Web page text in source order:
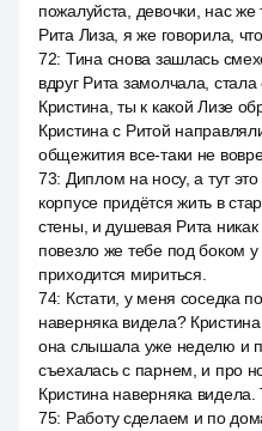
пожалуйста, девочки, нас
Рита Лиза, я же говорила,
72: Тина снова зашлась
вдруг Рита замолчала,
Кристина, ты к какой Лизе
Кристина с Ритой
общежития все-таки не
73: Диплом на носу, а тут
корпусе придётся жить в
стены, и душевая Рита никак
повезло же тебе под боком
приходится мириться.
74: Кстати, у меня соседка
наверняка видела?
она слышала уже неделю и
съехалась с парнем, и про
Кристина наверняка видела.
75: Работу сделаем и по